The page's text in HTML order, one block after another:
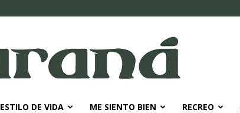
ESTILO DE VIDA ME SIENTO BIEN RECREO